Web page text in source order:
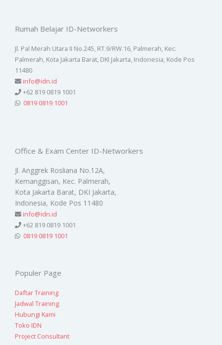
Rumah Belajar ID-Networkers
Jl. Pal Merah Utara II No.245, RT.9/RW.16, Palmerah, Kec.
Palmerah, Kota Jakarta Barat, DKI Jakarta, Indonesia, Kode Pos
11480
info@idn.id
+62 819 0819 1001
0819 0819 1001
Office & Exam Center ID-Networkers
Jl. Anggrek Rosliana No.12A,
Kemanggisan, Kec. Palmerah,
Kota Jakarta Barat, DKI Jakarta,
Indonesia, Kode Pos 11480
info@idn.id
+62 819 0819 1001
0819 0819 1001
Populer Page
Daftar Training
Jadwal Training
Hubungi Kami
Toko IDN
Project Consultant